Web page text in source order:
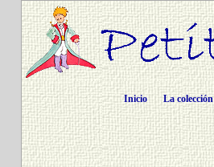
Inicio La colección